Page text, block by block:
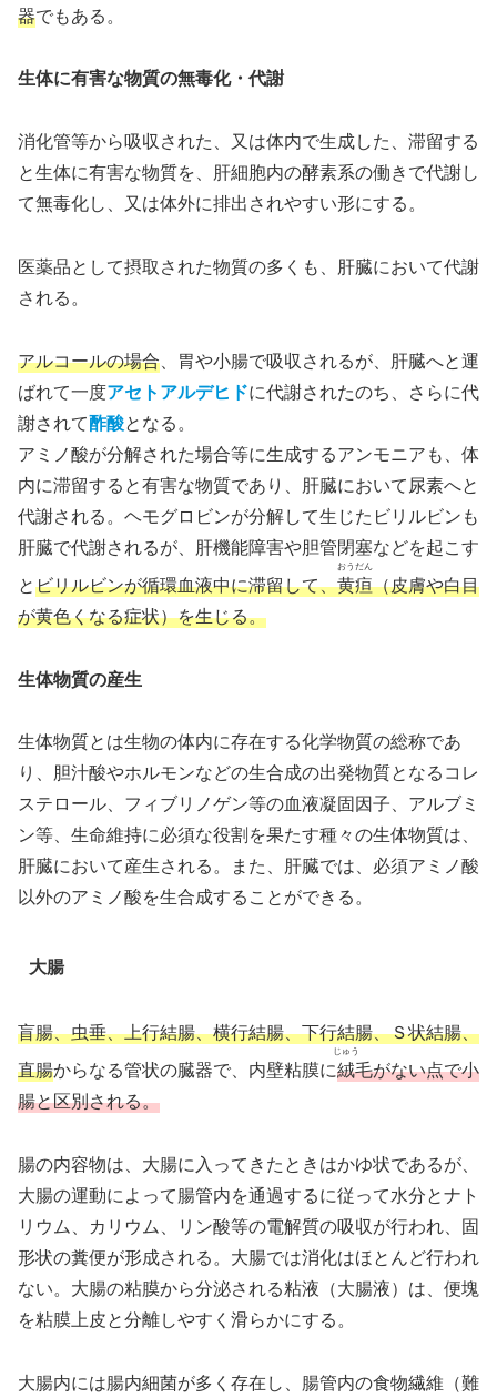
器でもある。
生体に有害な物質の無毒化・代謝
消化管等から吸収された、又は体内で生成した、滞留する
と生体に有害な物質を、肝細胞内の酵素系の働きで代謝し
て無毒化し、又は体外に排出されやすい形にする。
医薬品として摂取された物質の多くも、肝臓において代謝
される。
アルコールの場合、胃や小腸で吸収されるが、肝臓へと運
ばれて一度アセトアルデヒドに代謝されたのち、さらに代
謝されて酢酸となる。
アミノ酸が分解された場合等に生成するアンモニアも、体
内に滞留すると有害な物質であり、肝臓において尿素へと
代謝される。ヘモグロビンが分解して生じたビリルビンも
肝臓で代謝されるが、肝機能障害や胆管閉塞などを起こす
とビリルビンが循環血液中に滞留して、黄疸
おうだん
（皮膚や白目
が黄色くなる症状）を生じる。
生体物質の産生
生体物質とは生物の体内に存在する化学物質の総称であ
り、胆汁酸やホルモンなどの生合成の出発物質となるコレ
ステロール、フィブリノゲン等の血液凝固因子、アルブミ
ン等、生命維持に必須な役割を果たす種々の生体物質は、
肝臓において産生される。また、肝臓では、必須アミノ酸
以外のアミノ酸を生合成することができる。
大腸
盲腸、虫垂、上行結腸、横行結腸、下行結腸、Ｓ状結腸、
直腸からなる管状の臓器で、内壁粘膜に絨
じゅう
毛がない点で小
腸と区別される。
腸の内容物は、大腸に入ってきたときはかゆ状であるが、
大腸の運動によって腸管内を通過するに従って水分とナト
リウム、カリウム、リン酸等の電解質の吸収が行われ、固
形状の糞便が形成される。大腸では消化はほとんど行われ
ない。大腸の粘膜から分泌される粘液（大腸液）は、便塊
を粘膜上皮と分離しやすく滑らかにする。
大腸内には腸内細菌が多く存在し、腸管内の食物繊維（難